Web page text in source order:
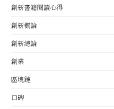
創新書籍閱讀心得
創新概論
創新總論
創業
區塊鏈
口碑